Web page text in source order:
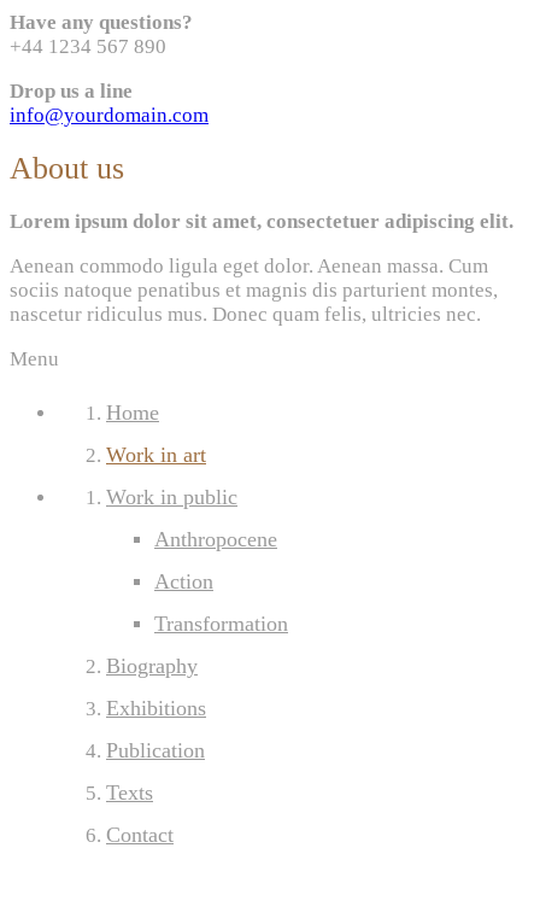
Have any questions?
+44 1234 567 890
Drop us a line
info@yourdomain.com
About us
Lorem ipsum dolor sit amet, consectetuer adipiscing elit.
Aenean commodo ligula eget dolor. Aenean massa. Cum
sociis natoque penatibus et magnis dis parturient montes,
nascetur ridiculus mus. Donec quam felis, ultricies nec.
Menu
Home
Work in art
Work in public
Anthropocene
Action
Transformation
Biography
Exhibitions
Publication
Texts
Contact